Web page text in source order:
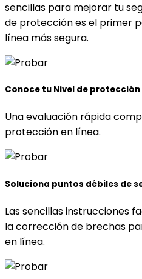
sencillas para mejorar tu
de protección es el primer
línea más segura.
Conoce tu Nivel de
Una evaluación rápida
protección en línea.
Soluciona puntos débiles de
Las sencillas instrucciones
la corrección de brechas
en línea.